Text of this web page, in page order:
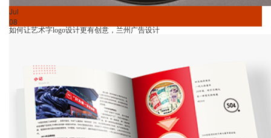
Jul
08
如何让艺术字logo设计更有创意，兰州广告设计